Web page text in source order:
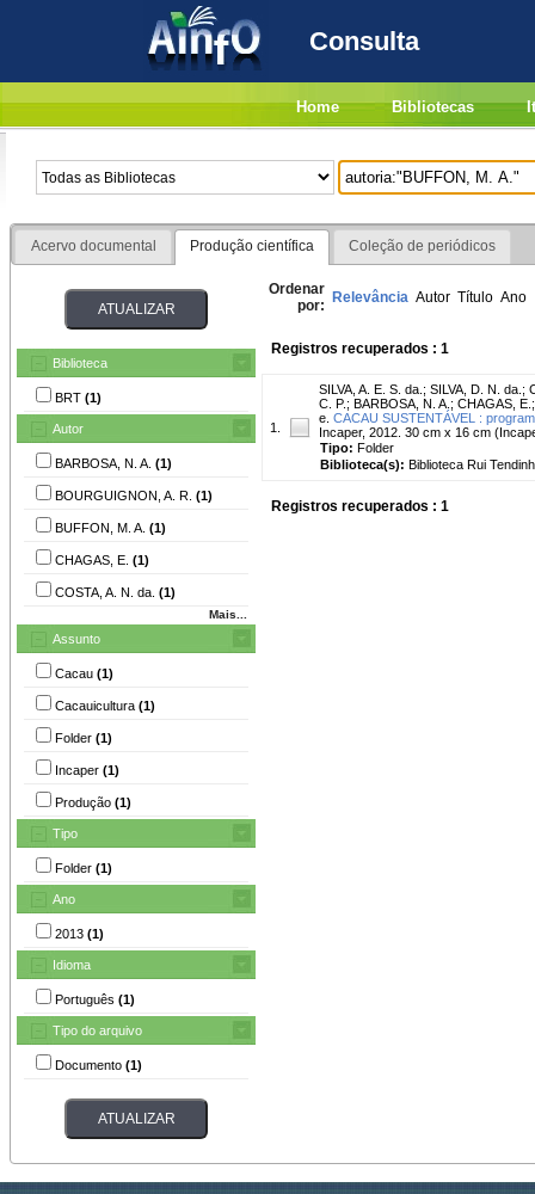
Consulta
Home Bibliotecas
Acervo documental Produção científica Coleção de periódicos
Biblioteca
BRT (1)
Autor
BARBOSA, N. A. (1)
BOURGUIGNON, A. R. (1)
BUFFON, M. A. (1)
CHAGAS, E. (1)
COSTA, A. N. da. (1)
Mais...
Assunto
Cacau (1)
Cacauicultura (1)
Folder (1)
Incaper (1)
Produção (1)
Tipo
Folder (1)
Ano
2013 (1)
Idioma
Português (1)
Tipo do arquivo
Documento (1)
Ordenar
por: Relevância Autor Título Ano
Registros recuperados : 1
1.
SILVA, A. E. S. da. ; SILVA, D. N. da. ;
C. P. ; BARBOSA, N. A. ; CHAGAS, E.
e. CACAU SUSTENTÁVEL :
Incaper, 2012. 30 cm x 16 cm
Tipo: Folder
Biblioteca(s): Biblioteca Rui
Registros recuperados : 1